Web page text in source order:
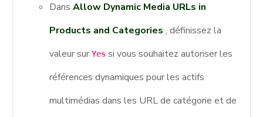
Dans Allow Dynamic Media URLs in
Products and Categories , définissez la
valeur sur Yes si vous souhaitez autoriser les
références dynamiques pour les actifs
multimédias dans les URL de catégorie et de